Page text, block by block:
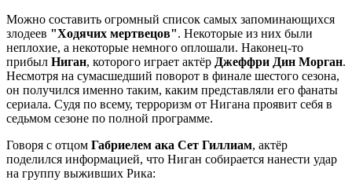
Можно составить огромный список самых запоминающихся
злодеев "Ходячих мертвецов". Некоторые из них были
неплохие, а некоторые немного оплошали. Наконец-то
прибыл Ниган, которого играет актёр Джеффри Дин Морган.
Несмотря на сумасшедший поворот в финале шестого сезона,
он получился именно таким, каким представляли его фанаты
сериала. Судя по всему, терроризм от Нигана проявит себя в
седьмом сезоне по полной программе.
Говоря с отцом Габриелем ака Сет Гиллиам, актёр
поделился информацией, что Ниган собирается нанести удар
на группу выживших Рика: